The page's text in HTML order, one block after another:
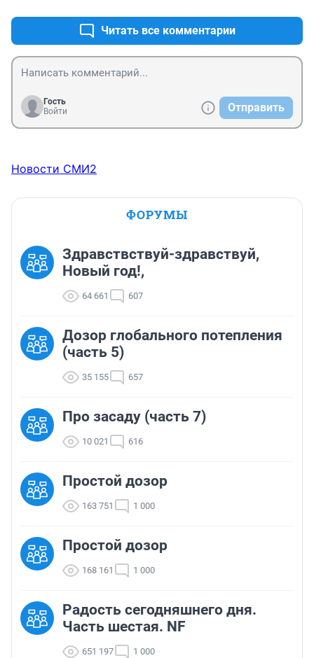
Читать все комментарии
Гость
Войти
Отправить
Новости СМИ2
ФОРУМЫ
Здравствствуй-здравствуй,
Новый год!,
64 661 607
Дозор глобального потепления
(часть 5)
35 155 657
Про засаду (часть 7)
10 021 616
Простой дозор
163 751 1 000
Простой дозор
168 161 1 000
Радость сегодняшнего дня.
Часть шестая. NF
651 197 1 000